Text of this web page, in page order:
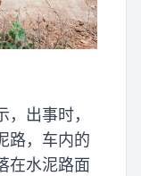
出事时，
路，车内的
在水泥路面